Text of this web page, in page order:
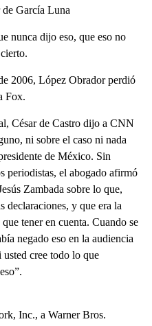
de García Luna
nunca dijo eso, que eso no
2006, López Obrador perdió
Fox.
César de Castro dijo a CNN
ni sobre el caso ni nada
de México. Sin
periodistas, el abogado afirmó
Zambada sobre lo que,
declaraciones, y que era la
tener en cuenta. Cuando se
negado eso en la audiencia
cree todo lo que
Inc., a Warner Bros.